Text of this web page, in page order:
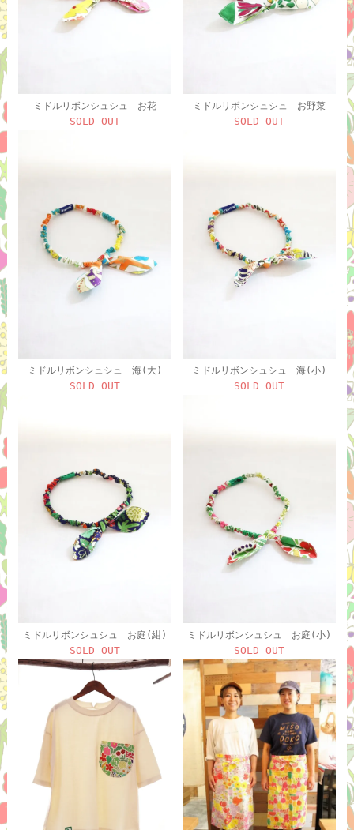
ミドルリボンシュシュ お花
SOLD OUT
ミドルリボンシュシュ お野菜
SOLD OUT
ミドルリボンシュシュ 海(大)
SOLD OUT
ミドルリボンシュシュ 海(小)
SOLD OUT
ミドルリボンシュシュ お庭(紺)
SOLD OUT
ミドルリボンシュシュ お庭(小)
SOLD OUT